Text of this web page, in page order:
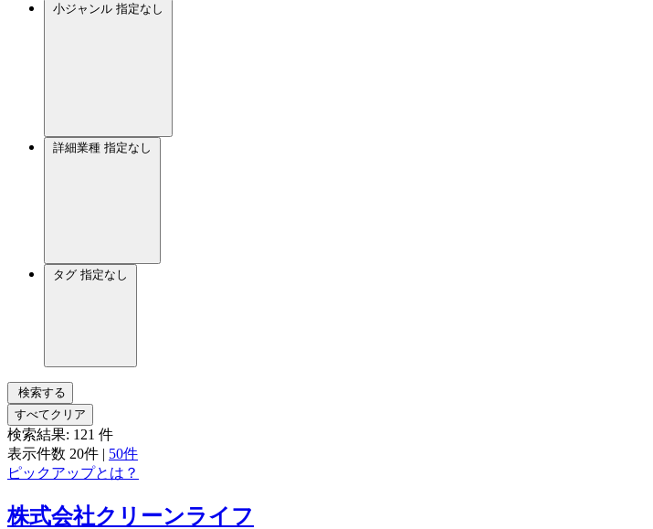
小ジャンル 指定なし
詳細業種 指定なし
タグ 指定なし
検索する
すべてクリア
検索結果: 121 件
表示件数 20件 | 50件
ピックアップとは？
株式会社クリーンライフ